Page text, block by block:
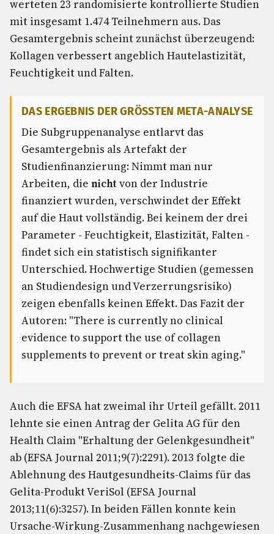
werteten 23 randomisierte kontrollierte Studien
mit insgesamt 1.474 Teilnehmern aus. Das
Gesamtergebnis scheint zunächst überzeugend:
Kollagen verbessert angeblich Hautelastizität,
Feuchtigkeit und Falten.
DAS ERGEBNIS DER GRÖSSTEN META-ANALYSE
Die Subgruppenanalyse entlarvt das
Gesamtergebnis als Artefakt der
Studienfinanzierung: Nimmt man nur
Arbeiten, die nicht von der Industrie
finanziert wurden, verschwindet der Effekt
auf die Haut vollständig. Bei keinem der drei
Parameter - Feuchtigkeit, Elastizität, Falten -
findet sich ein statistisch signifikanter
Unterschied. Hochwertige Studien (gemessen
an Studiendesign und Verzerrungsrisiko)
zeigen ebenfalls keinen Effekt. Das Fazit der
Autoren: "There is currently no clinical
evidence to support the use of collagen
supplements to prevent or treat skin aging."
Auch die EFSA hat zweimal ihr Urteil gefällt. 2011
lehnte sie einen Antrag der Gelita AG für den
Health Claim "Erhaltung der Gelenkgesundheit"
ab (EFSA Journal 2011;9(7):2291). 2013 folgte die
Ablehnung des Hautgesundheits-Claims für das
Gelita-Produkt VeriSol (EFSA Journal
2013;11(6):3257). In beiden Fällen konnte kein
Ursache-Wirkung-Zusammenhang nachgewiesen